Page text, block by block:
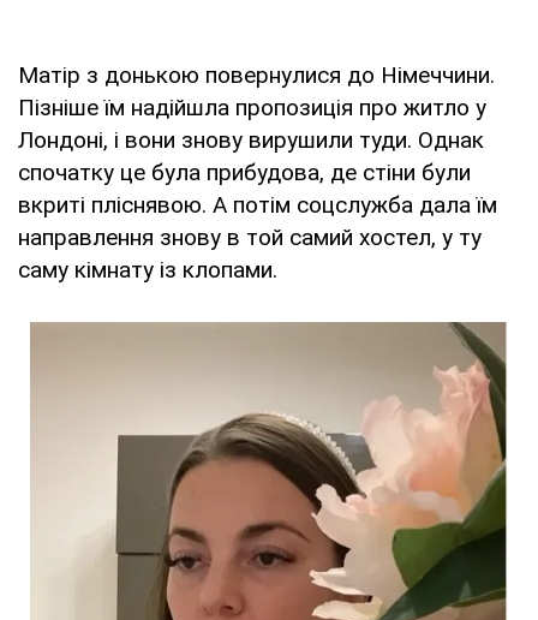
Матір з донькою повернулися до Німеччини.
Пізніше їм надійшла пропозиція про житло у
Лондоні, і вони знову вирушили туди. Однак
спочатку це була прибудова, де стіни були
вкриті пліснявою. А потім соцслужба дала їм
направлення знову в той самий хостел, у ту
саму кімнату із клопами.